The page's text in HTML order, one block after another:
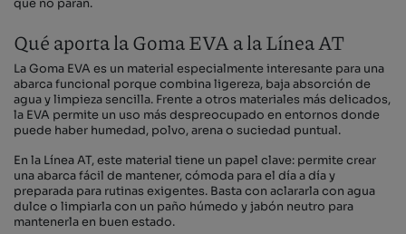
que no paran.
Qué aporta la Goma EVA a la Línea AT
La Goma EVA es un material especialmente interesante para una
abarca funcional porque combina ligereza, baja absorción de
agua y limpieza sencilla. Frente a otros materiales más delicados,
la EVA permite un uso más despreocupado en entornos donde
puede haber humedad, polvo, arena o suciedad puntual.
En la Línea AT, este material tiene un papel clave: permite crear
una abarca fácil de mantener, cómoda para el día a día y
preparada para rutinas exigentes. Basta con aclararla con agua
dulce o limpiarla con un paño húmedo y jabón neutro para
mantenerla en buen estado.